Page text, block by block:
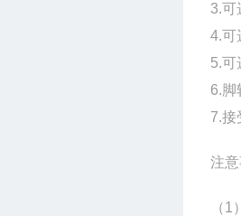
3.可
4.可
5.可
6.脚
7.接
注
（